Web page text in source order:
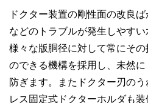
ドクター装置の剛性面の改良
などのトラブルが発生しやすい
様々な版胴径に対して常にそ
のできる機構を採用し、未然
防ぎます。またドクター刃の
レス固定式ドクターホルダも装